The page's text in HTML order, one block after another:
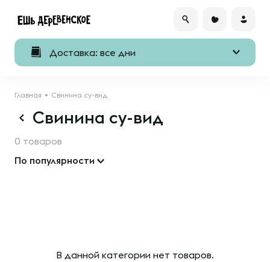
Доставка: все дни
Главная Свинина су-вид
Свинина су-вид
0 товаров
По популярности
В данной категории нет товаров.